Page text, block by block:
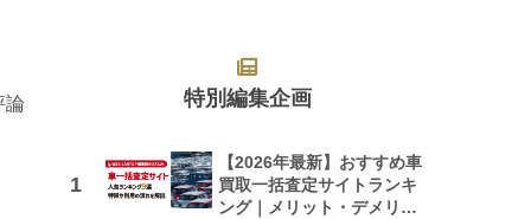
論 特別編集企画
【2026年最新】おすすめ車
買取一括査定サイトランキ
ング｜メリット・デメリッ